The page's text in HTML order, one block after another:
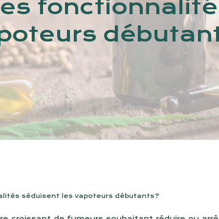
séduisent les vapoteurs débutants?